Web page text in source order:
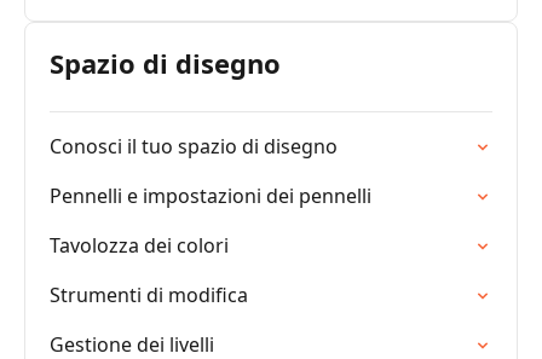
Spazio di disegno
Conosci il tuo spazio di disegno
Pennelli e impostazioni dei pennelli
Tavolozza dei colori
Strumenti di modifica
Gestione dei livelli